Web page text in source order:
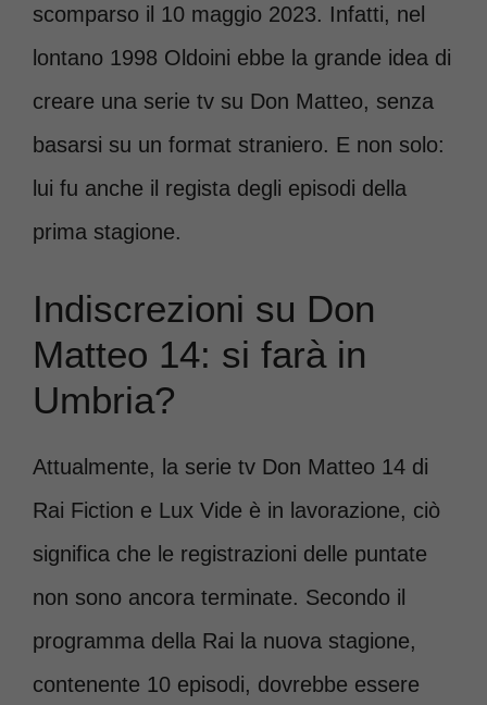
scomparso il 10 maggio 2023. Infatti, nel
lontano 1998 Oldoini ebbe la grande idea di
creare una serie tv su Don Matteo, senza
basarsi su un format straniero. E non solo:
lui fu anche il regista degli episodi della
prima stagione.
Indiscrezioni su Don
Matteo 14: si farà in
Umbria?
Attualmente, la serie tv Don Matteo 14 di
Rai Fiction e Lux Vide è in lavorazione, ciò
significa che le registrazioni delle puntate
non sono ancora terminate. Secondo il
programma della Rai la nuova stagione,
contenente 10 episodi, dovrebbe essere